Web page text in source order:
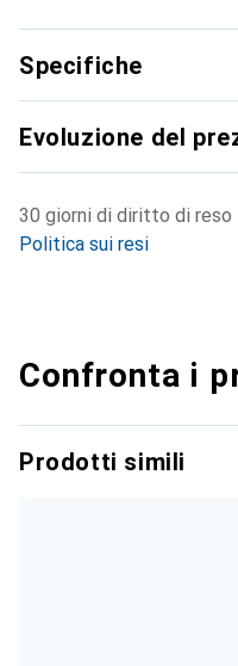
Specifiche
Evoluzione del
30 giorni di diritto di reso
Politica sui resi
Confronta i
Prodotti simili